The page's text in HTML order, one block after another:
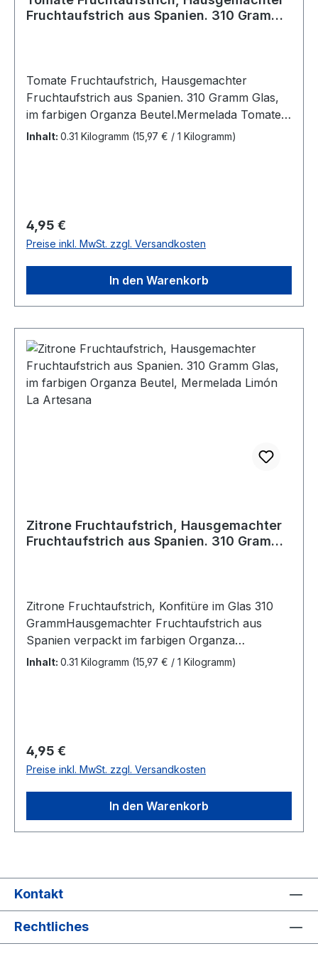
Fruchtaufstrich aus Spanien. 310 Gramm
Tomate Fruchtaufstrich, Hausgemachter
Fruchtaufstrich aus Spanien. 310 Gramm Glas,
im farbigen Organza Beutel.Mermelada Tomate
La Artesana Zutaten:Tomaten, Zucker,
Inhalt: 0.31 Kilogramm (15,97 € / 1 Kilogramm)
Regulärer Preis:
4,95 €
Preise inkl. MwSt. zzgl. Versandkosten
In den Warenkorb
Zitrone Fruchtaufstrich, Hausgemachter
Fruchtaufstrich aus Spanien. 310 Gramm
Zitrone Fruchtaufstrich, Konfitüre im Glas 310
GrammHausgemachter Fruchtaufstrich aus
Spanien verpackt im farbigen Organza
Beutel.Mermelada Limón La
Inhalt: 0.31 Kilogramm (15,97 € / 1 Kilogramm)
Regulärer Preis:
4,95 €
Preise inkl. MwSt. zzgl. Versandkosten
In den Warenkorb
Kontakt
Rechtliches